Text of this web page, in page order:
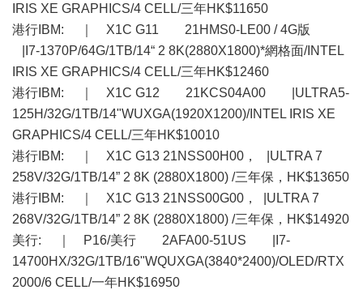
IRIS XE GRAPHICS/4 CELL/三年HK$11650
港行IBM: ｜ X1C G11 21HMS0-LE00 / 4G版
|I7-1370P/64G/1TB/14“ 2 8K(2880X1800)*網格面/INTEL
IRIS XE GRAPHICS/4 CELL/三年HK$12460
港行IBM: ｜ X1C G12 21KCS04A00 |ULTRA5-
125H/32G/1TB/14"WUXGA(1920X1200)/INTEL IRIS XE
GRAPHICS/4 CELL/三年HK$10010
港行IBM: ｜ X1C G13 21NSS00H00， |ULTRA 7
258V/32G/1TB/14” 2 8K (2880X1800) /三年保，HK$13650
港行IBM: ｜ X1C G13 21NSS00G00， |ULTRA 7
268V/32G/1TB/14” 2 8K (2880X1800) /三年保，HK$14920
美行: ｜ P16/美行 2AFA00-51US |I7-
14700HX/32G/1TB/16"WQUXGA(3840*2400)/OLED/RTX
2000/6 CELL/一年HK$16950